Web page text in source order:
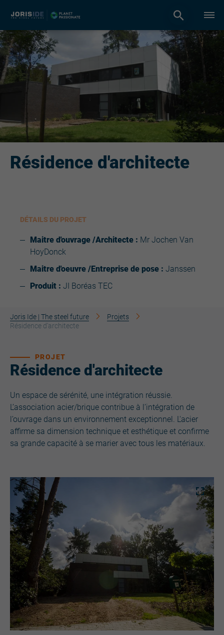
Résidence d'architecte
DÉTAILS DU PROJET
Maitre d'ouvrage /Architecte : Mr Jochen Van
HoyDonck
Maitre d'oeuvre /Entreprise de pose : Janssen
Produit : JI Boréas TEC​
Joris Ide | The steel future
Projets
Résidence d'architecte
Résidence d'architecte
PROJET
Un espace de sérénité, une intégration réussie.
L’association acier/brique contribue à l’intégration de
l’ouvrage dans un environnement exceptionnel. L'acier
affirme sa dimension technique et esthétique et confirme
sa grande capacité à se marier avec tous les matériaux.